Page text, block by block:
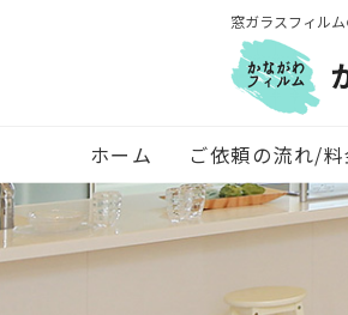
窓ガラスフィル
ホーム ご依頼の流れ/料